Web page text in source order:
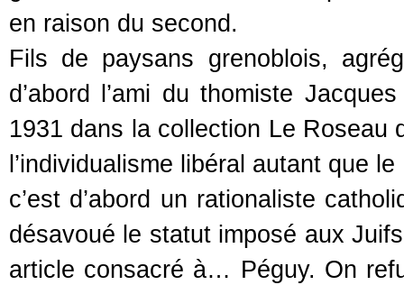
en raison du second.
Fils de paysans grenoblois,
d’abord l’ami du thomiste
1931 dans la collection Le Roseau
l’individualisme libéral autant que
c’est d’abord un rationaliste
désavoué le statut imposé aux
article consacré à… Péguy. On